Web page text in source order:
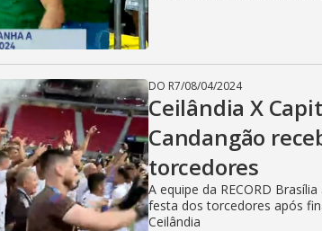
DO R7/08/04/2024
Ceilândia X
Candangão
torcedores
A equipe da RECORD
festa dos torcedores após
Ceilândia